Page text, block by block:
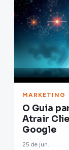
MARKETING
O Guia
Atrair
Google
25 de jun.